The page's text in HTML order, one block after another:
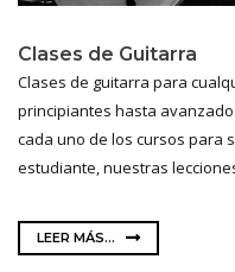
Clases de Guitarra
Clases de guitarra para
principiantes hasta
cada uno de los cursos para
estudiante, nuestras
LEER MÁS...